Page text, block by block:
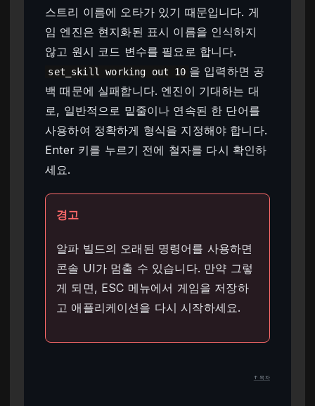
스트리 이름에 오타가 있기 때문입니다. 게
임 엔진은 현지화된 표시 이름을 인식하지
않고 원시 코드 변수를 필요로 합니다.
set_skill working out 10 을 입력하면 공
백 때문에 실패합니다. 엔진이 기대하는 대
로, 일반적으로 밑줄이나 연속된 한 단어를
사용하여 정확하게 형식을 지정해야 합니다.
Enter 키를 누르기 전에 철자를 다시 확인하
세요.
경고
알파 빌드의 오래된 명령어를 사용하면
콘솔 UI가 멈출 수 있습니다. 만약 그렇
게 되면, ESC 메뉴에서 게임을 저장하
고 애플리케이션을 다시 시작하세요.
↑ 목차